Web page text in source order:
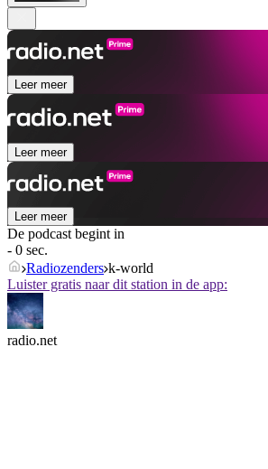
Leer meer
Leer meer
Leer meer
De podcast begint in
- 0 sec.
Radiozenders k-world
Luister gratis naar dit station in de app:
radio.net